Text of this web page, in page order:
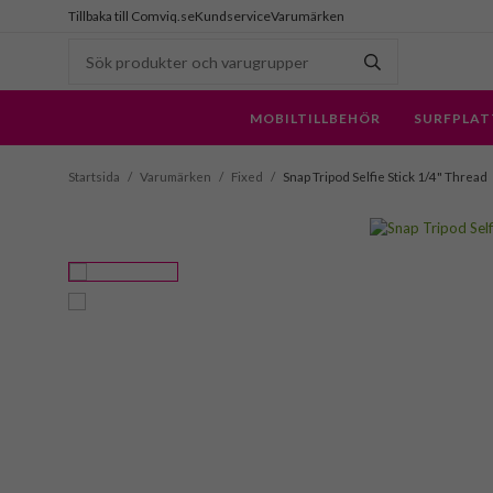
Tillbaka till Comviq.seKundserviceVarumärken
MOBILTILLBEHÖR
Startsida / Varumärken / Fixed / Snap Tripod Selfie Stick 1/4" Thread